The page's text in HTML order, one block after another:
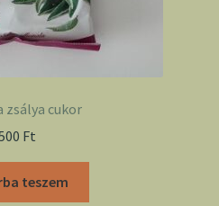
zsálya cukor
Ft
teszem